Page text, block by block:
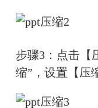
步骤3：点击【
缩”，设置【压